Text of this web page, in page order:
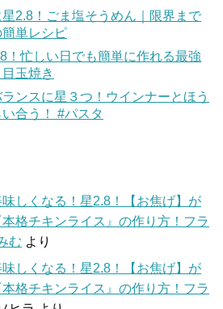
2.8！ごま塩そうめん｜限界まで
単レシピ
！忙しい日でも簡単に作れる最強
玉焼き
ンスに星３つ！ウインナーとほう
合う！ #パスタ
しくなる！星2.8！【お焦げ】が
格チキンライス』の作り方！フラ
む より
しくなる！星2.8！【お焦げ】が
格チキンライス』の作り方！フラ